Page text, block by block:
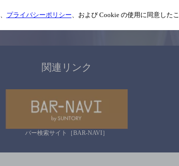
念のためお店にご確
関連リンク
バー検索サイト［BAR-NAVI］
、 プライバシーポリシー、および Cookie の使用に同意した